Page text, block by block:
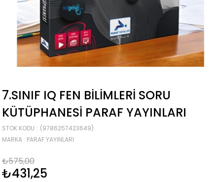
7.SINIF IQ FEN BILIMLERI SORU
KÜTÜPHANESI PARAF YAYINLARI
STOK KODU
(9786257423649)
MARKA : PARAF YAYINLARI
₺575,00
₺431,25